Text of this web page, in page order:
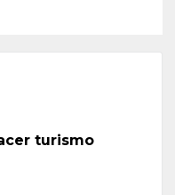
turismo